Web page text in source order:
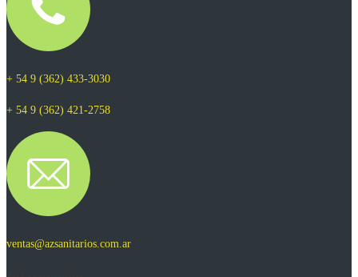
+ 54 9 (362) 433-3030
+ 54 9 (362) 421-2758
ventas@azsanitarios.com.ar